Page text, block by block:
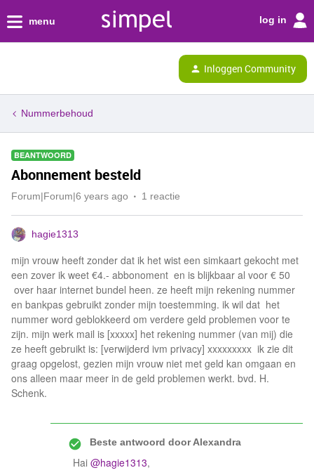
menu log in
Inloggen Community
Nummerbehoud
BEANTWOORD
Abonnement besteld
Forum|Forum|6 years ago 1 reactie
hagie1313
mijn vrouw heeft zonder dat ik het wist een simkaart gekocht met
een zover ik weet €4.- abbonoment en is blijkbaar al voor € 50
over haar internet bundel heen. ze heeft mijn rekening nummer
en bankpas gebruikt zonder mijn toestemming. ik wil dat het
nummer word geblokkeerd om verdere geld problemen voor te
zijn. mijn werk mail is [xxxxx] het rekening nummer (van mij) die
ze heeft gebruikt is: [verwijderd ivm privacy] xxxxxxxxx ik zie dit
graag opgelost, gezien mijn vrouw niet met geld kan omgaan en
ons alleen maar meer in de geld problemen werkt. bvd. H.
Schenk.
Beste antwoord doorAlexandra
Hai @hagie1313,